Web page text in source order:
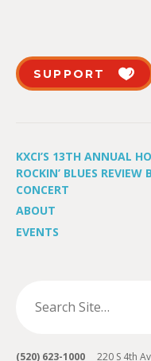
SUPPORT
KXCI’S 13TH ANNUAL
ROCKIN’ BLUES REVIEW
CONCERT
ABOUT
EVENTS
(520) 623-1000 220 S 4th